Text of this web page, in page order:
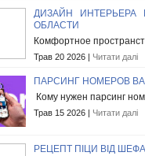
ДИЗАЙН
ОБЛАСТИ
Комфортное
Трав 20 2026 | Читати далі
ПАРСИНГ НОМЕРОВ
Кому нужен парсинг
Трав 15 2026 | Читати далі
РЕЦЕПТ ПІЦИ ВІД